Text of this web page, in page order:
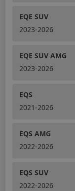
EQE SUV
2023-2026
EQE SUV AMG
2023-2026
EQS
2021-2026
EQS AMG
2022-2026
EQS SUV
2022-2026